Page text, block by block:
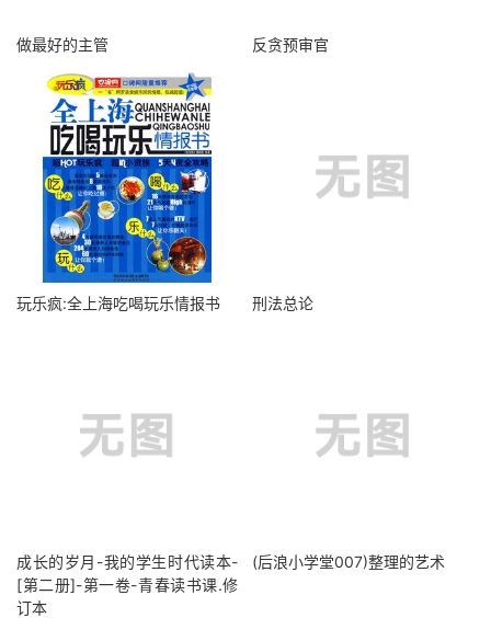
做最好的主管 反贪预审官
玩乐疯:全上海吃喝玩乐情报书 刑法总论
成长的岁月-我的学生时代读本-
[第二册]-第一卷-青春读书课.修
订本
(后浪小学堂007)整理的艺术